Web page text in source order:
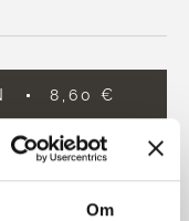
Om
8,60 €
EU!
norsk tid,